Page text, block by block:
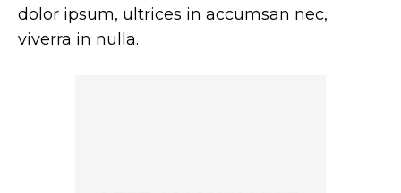
dolor ipsum, ultrices in accumsan nec,
viverra in nulla.